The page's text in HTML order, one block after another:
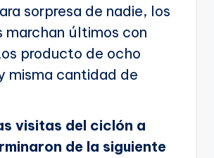
sorpresa de nadie, los
marchan últimos con
producto de ocho
misma cantidad de
visitas del ciclón a
de la siguiente